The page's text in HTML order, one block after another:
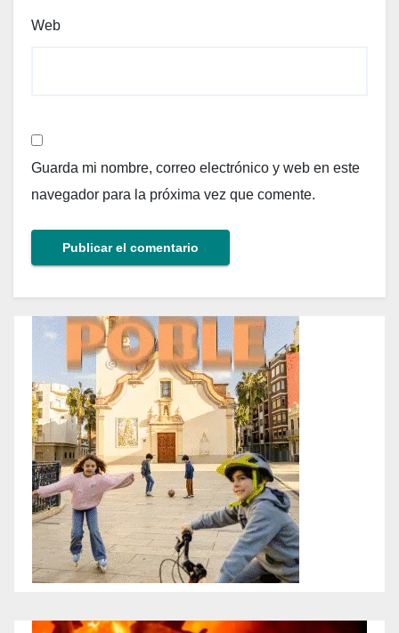
Web
Guarda mi nombre, correo electrónico y web en este
navegador para la próxima vez que comente.